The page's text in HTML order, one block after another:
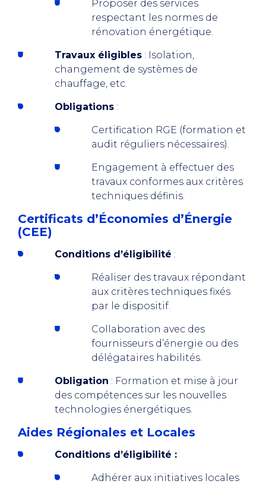
Proposer des services
respectant les normes de
rénovation énergétique.
Travaux éligibles : Isolation,
changement de systèmes de
chauffage, etc.
Obligations :
Certification RGE (formation et
audit réguliers nécessaires).
Engagement à effectuer des
travaux conformes aux critères
techniques définis.
Certificats d’Économies d’Énergie
(CEE)
Conditions d’éligibilité :
Réaliser des travaux répondant
aux critères techniques fixés
par le dispositif.
Collaboration avec des
fournisseurs d’énergie ou des
délégataires habilités.
Obligation : Formation et mise à jour
des compétences sur les nouvelles
technologies énergétiques.
Aides Régionales et Locales
Conditions d’éligibilité :
Adhérer aux initiatives locales